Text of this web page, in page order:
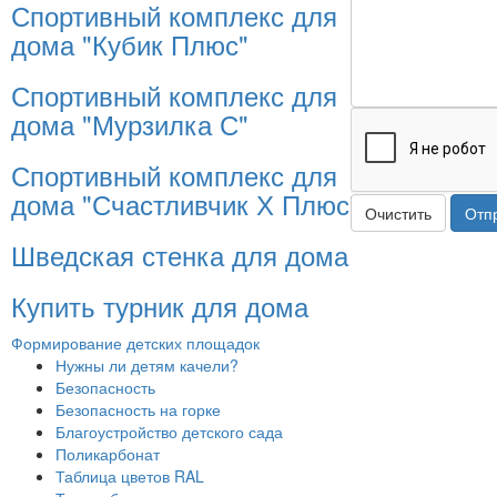
Спортивный комплекс для
дома "Кубик Плюс"
Спортивный комплекс для
дома "Мурзилка С"
Спортивный комплекс для
дома "Счастливчик Х Плюс"
Шведская стенка для дома
Купить турник для дома
Формирование детских площадок
Нужны ли детям качели?
Безопасность
Безопасность на горке
Благоустройство детского сада
Поликарбонат
Таблица цветов RAL
Очистить